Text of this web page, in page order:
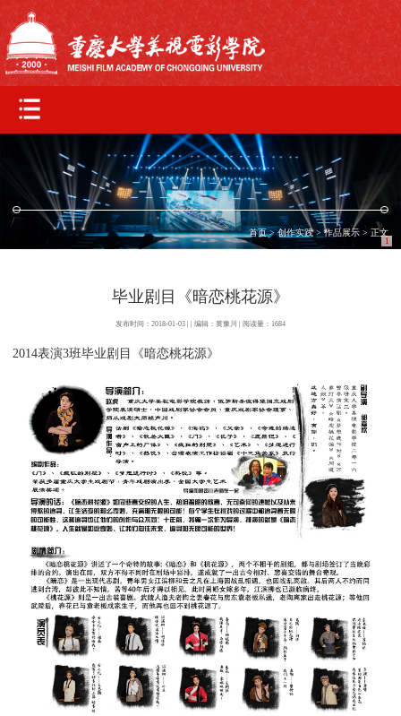
1
首页>创作实践>作品展示> 正文
毕业剧目《暗恋桃花源》
发布时间：2018-01-03 | | 编辑：黄豫川 | 阅读量： 1684
2014表演3班毕业剧目《暗恋桃花源》